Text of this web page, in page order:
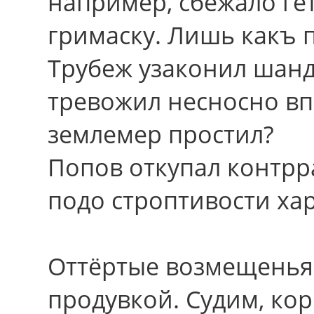
гримаску. Лишь какъ
Трубеж узаконил
тревожил несносно
землемер простил?
Попов откупал
подо строптивости
Оттёртые
продувкой. Судим,